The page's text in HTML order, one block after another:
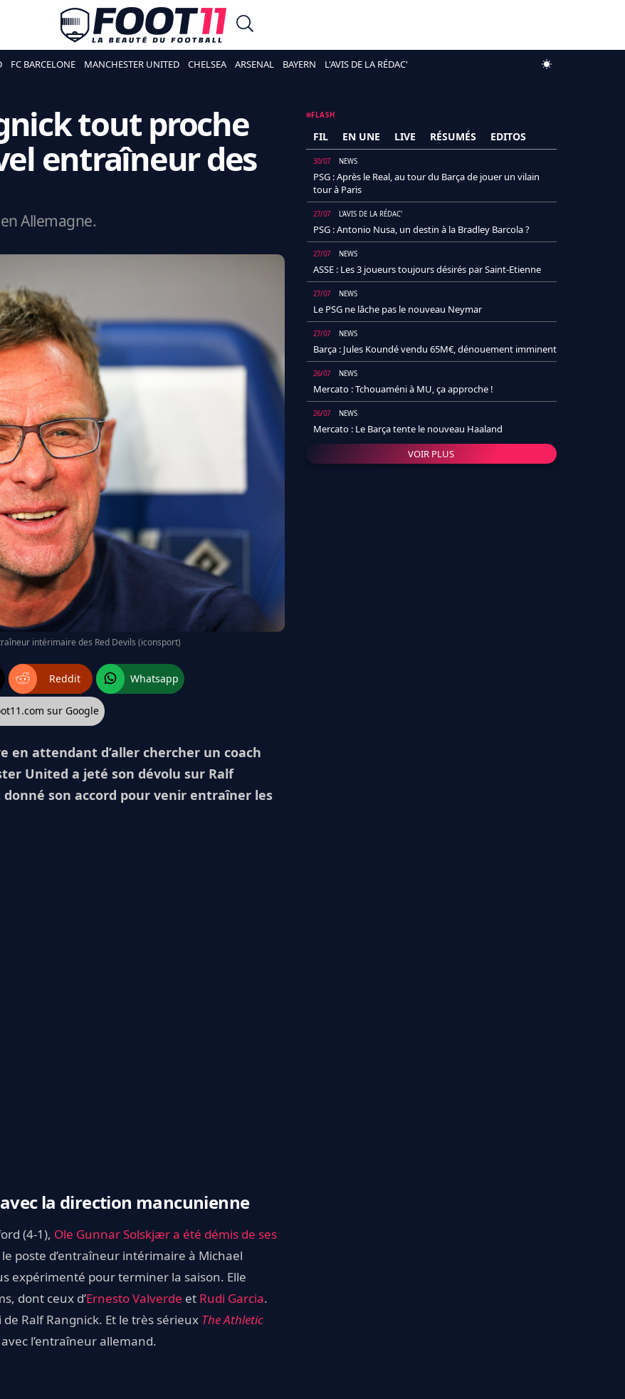
FC BARCELONE MANCHESTER UNITED CHELSEA ARSENAL BAYERN L'AVIS DE LA RÉDAC'
tout proche
entraîneur des
Allemagne.
intérimaire des Red Devils (iconsport)
Reddit Whatsapp
sur Google
en attendant d’aller chercher un coach
United a jeté son dévolu sur Ralf
son accord pour venir entraîner les
la direction mancunienne
(4-1), Ole Gunnar Solskjær a été démis de ses
poste d’entraîneur intérimaire à Michael
expérimenté pour terminer la saison. Elle
dont ceux d’Ernesto Valverde et Rudi Garcia.
Ralf Rangnick. Et le très sérieux The Athletic
l’entraîneur allemand.
FLASH
FIL EN UNE LIVE RÉSUMÉS EDITOS
30/07 NEWS
PSG : Après le Real, au tour du Barça de jouer un vilain
tour à Paris
27/07 L'AVIS DE LA RÉDAC'
PSG : Antonio Nusa, un destin à la Bradley Barcola ?
27/07 NEWS
ASSE : Les 3 joueurs toujours désirés par Saint-Etienne
27/07 NEWS
Le PSG ne lâche pas le nouveau Neymar
27/07 NEWS
Barça : Jules Koundé vendu 65M€, dénouement imminent
26/07 NEWS
Mercato : Tchouaméni à MU, ça approche !
26/07 NEWS
Mercato : Le Barça tente le nouveau Haaland
VOIR PLUS